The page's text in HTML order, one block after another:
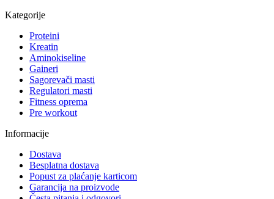
Kategorije
Proteini
Kreatin
Aminokiseline
Gaineri
Sagorevači masti
Regulatori masti
Fitness oprema
Pre workout
Informacije
Dostava
Besplatna dostava
Popust za plaćanje karticom
Garancija na proizvode